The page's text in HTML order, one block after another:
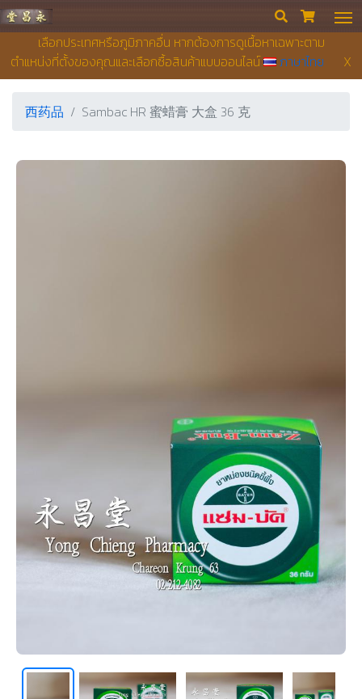
เลือกประเทศหรือภูมิภาคอื่น หากต้องการดูเนื้อหาเฉพาะตาม
ตำแหน่งที่ตั้งของคุณและเลือกซื้อสินค้าแบบออนไลน์
ภาษาไทย X
永昌堂药店  
西药品 Sambac HR 蜜蜡膏 大盒 36 克